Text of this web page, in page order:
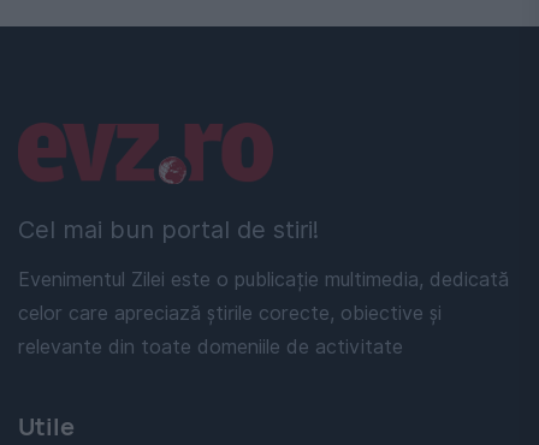
Cel mai bun portal de stiri!
Evenimentul Zilei este o publicație multimedia, dedicată
celor care apreciază știrile corecte, obiective și
relevante din toate domeniile de activitate
Linkuri utile
Utile